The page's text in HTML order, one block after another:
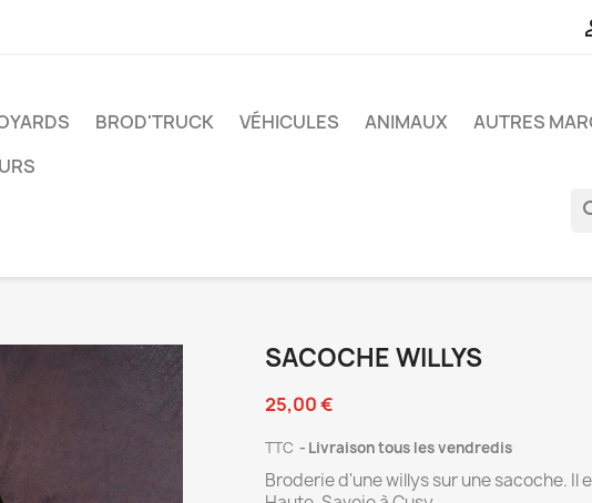
BROD'TRUCK VÉHICULES ANIMAUX
AUTRES
SACOCHE WILLYS
25,00 €
TTC Livraison tous les vendredis
Broderie d'une willys sur une sacoche. Il